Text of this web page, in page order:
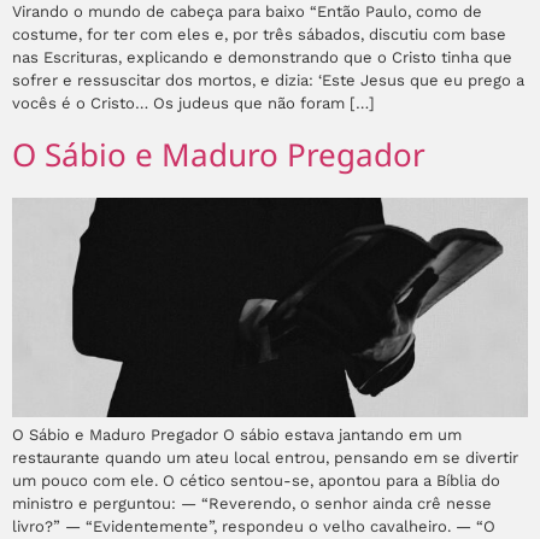
Virando o mundo de cabeça para baixo “Então Paulo, como de
costume, for ter com eles e, por três sábados, discutiu com base
nas Escrituras, explicando e demonstrando que o Cristo tinha que
sofrer e ressuscitar dos mortos, e dizia: ‘Este Jesus que eu prego a
vocês é o Cristo… Os judeus que não foram […]
O Sábio e Maduro Pregador
O Sábio e Maduro Pregador O sábio estava jantando em um
restaurante quando um ateu local entrou, pensando em se divertir
um pouco com ele. O cético sentou-se, apontou para a Bíblia do
ministro e perguntou: — “Reverendo, o senhor ainda crê nesse
livro?” — “Evidentemente”, respondeu o velho cavalheiro. — “O